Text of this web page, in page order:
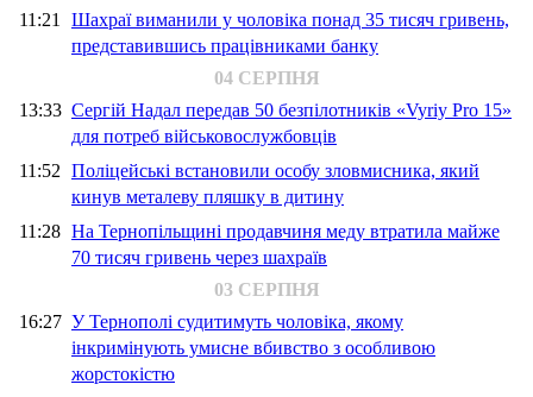
11:21 Шахраї виманили у чоловіка понад 35 тисяч гривень,
представившись працівниками банку
04 СЕРПНЯ
13:33 Сергій Надал передав 50 безпілотників «Vyriy Pro 15»
для потреб військовослужбовців
11:52 Поліцейські встановили особу зловмисника, який
кинув металеву пляшку в дитину
11:28 На Тернопільщині продавчиня меду втратила майже
70 тисяч гривень через шахраїв
03 СЕРПНЯ
16:27 У Тернополі судитимуть чоловіка, якому
інкримінують умисне вбивство з особливою
жорстокістю